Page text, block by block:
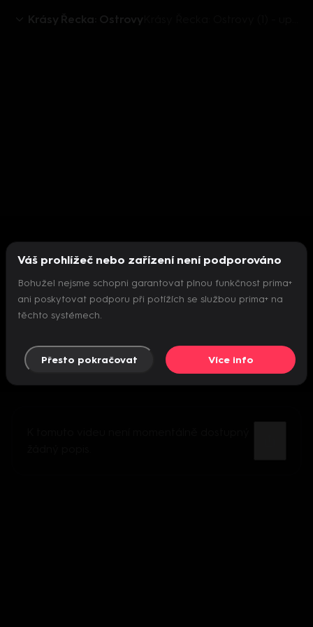
Krásy Řecka: Ostrovy
Nepodařilo se inicializovat přehrávač
Váš prohlížeč nebo zařízení není podporováno
Bohužel nejsme schopni garantovat plnou funkčnost prima+
ani poskytovat podporu při potížích se službou prima+ na
těchto systémech.
Přesto pokračovat Více info